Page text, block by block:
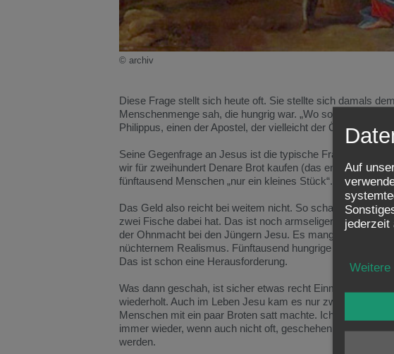
© archiv
Diese Frage stellt sich heute oft. Sie stellte sich damals
Menschenmenge sah, die hungrig war. „Wo sollen wir
Philippus, einen der Apostel, der vielleicht der Ökonom,
Seine Gegenfrage an Jesus ist die typische Frage eines
wir für zweihundert Denare Brot kaufen (das entspricht
fünftausend Menschen „nur ein kleines Stück“.
Das Geld also reicht bei weitem nicht. So schauen sie
zwei Fische dabei hat. Das ist noch armseliger als die
der Ohnmacht bei den Jüngern Jesu. Es mangelt ihnen
nüchternem Realismus. Fünftausend hungrige Menschen
Das ist schon eine Herausforderung.
Was dann geschah, ist sicher etwas recht Einmaliges.
wiederholt. Auch im Leben Jesu kam es nur zweimal vor,
Menschen mit ein paar Broten satt machte. Ich halte diese
immer wieder, wenn auch nicht oft, geschehen sind.
werden.
Auf
jederzeit
Weitere